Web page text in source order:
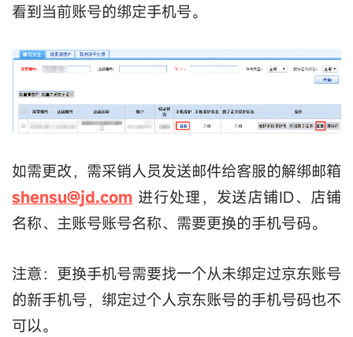
看到当前账号的绑定手机号。
如需更改，需采销人员发送邮件给客服的解绑邮箱
shensu@jd.com 进行处理，发送店铺ID、店铺
名称、主账号账号名称、需要更换的手机号码。
注意：更换手机号需要找一个从未绑定过京东账号
的新手机号，绑定过个人京东账号的手机号码也不
可以。